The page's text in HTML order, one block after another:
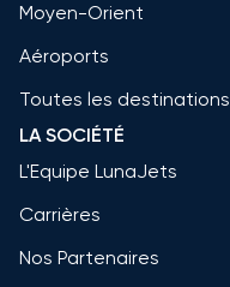
Moyen-Orient
Aéroports
Toutes les destinations
LA SOCIÉTÉ
L'Equipe LunaJets
Carrières
Nos Partenaires